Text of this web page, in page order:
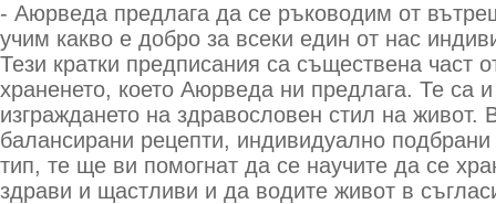
- Аюрведа предлага да се ръководим от
учим какво е добро за всеки един от нас
Тези кратки предписания са съществена част
храненето, което Аюрведа ни предлага. Те са
изграждането на здравословен стил на живот.
балансирани рецепти, индивидуално
тип, те ще ви помогнат да се научите да се
здрави и щастливи и да водите живот в